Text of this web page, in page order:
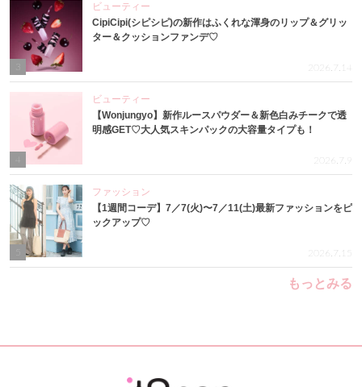
3
ビューティー
CipiCipi(シピシピ)の新作はふくれな渾身のリップ＆グリッ
ター＆クッションファンデ♡
2026.7.14
4
ビューティー
【Wonjungyo】新作ルースパウダー＆新色白みチークで透
明感GET♡大人気スキンパックの大容量タイプも！
2026.7.9
ファッション
【1週間コーデ】7／7(火)〜7／11(土)最新ファッションをピ
ックアップ♡
2026.7.15
もっとみる